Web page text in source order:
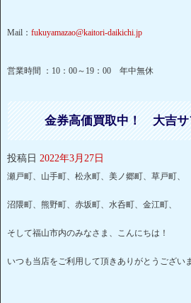
Mail： fukuyamazao@kaitori-daikichi.jp
営業時間 ：10：00～19：00 年中無休
金券高価買取中！ 大吉サ
投稿日 2022年3月27日
瀬戸町、山手町、松永町、美ノ郷町、草戸町、
沼隈町、熊野町、赤坂町、水呑町、金江町、
そして福山市内のみなさま、こんにちは！
いつも当店をご利用して頂きありがとうござい